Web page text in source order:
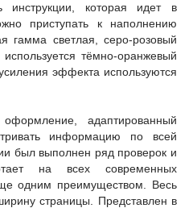
инструкции, которая идет в
приступать к наполнению
гамма светлая, серо-розовый
тёмно-оранжевый
эффекта используются
адаптированный
информацию по всей
был выполнен ряд проверок и
на всех современных
одним преимуществом. Весь
страницы. Представлен в